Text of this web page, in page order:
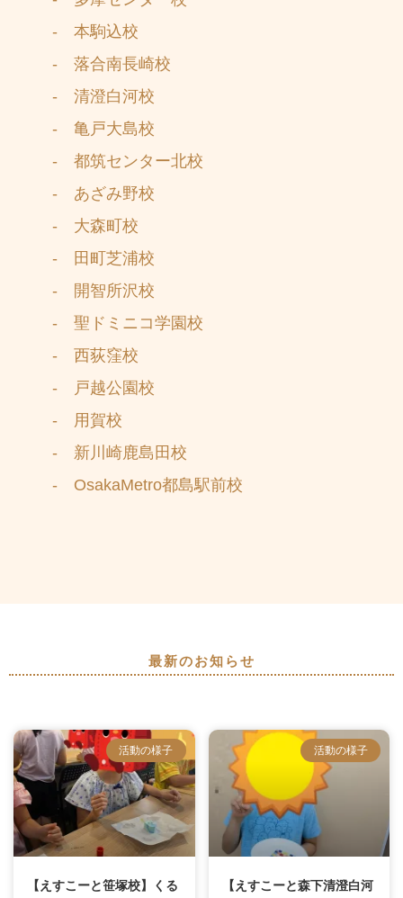
- 本駒込校
- 落合南長崎校
- 清澄白河校
- 亀戸大島校
- 都筑センター北校
- あざみ野校
- 大森町校
- 田町芝浦校
- 開智所沢校
- 聖ドミニコ学園校
- 西荻窪校
- 戸越公園校
- 用賀校
- 新川崎鹿島田校
- OsakaMetro都島駅前校
最新のお知らせ
活動の様子
【えすこーと笹塚校】くる
活動の様子
【えすこーと森下清澄白河